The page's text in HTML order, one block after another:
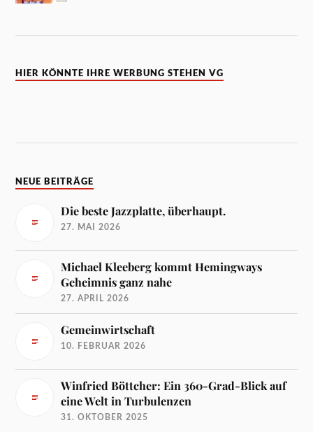
HIER KÖNNTE IHRE WERBUNG STEHEN VG
NEUE BEITRÄGE
Die beste Jazzplatte, überhaupt.
27. MAI 2026
Michael Kleeberg kommt Hemingways
Geheimnis ganz nahe
27. APRIL 2026
Gemeinwirtschaft
10. FEBRUAR 2026
Winfried Böttcher: Ein 360-Grad-Blick auf
eine Welt in Turbulenzen
31. OKTOBER 2025